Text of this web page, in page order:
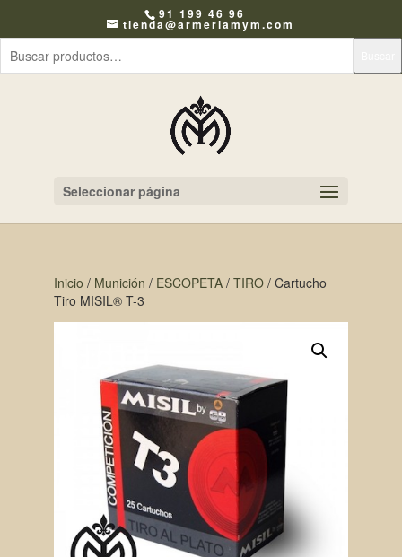
91 199 46 96
tienda@armeriamym.com
Seleccionar página
Inicio / Munición / ESCOPETA/ TIRO/ Cartucho
Tiro MISIL® T-3